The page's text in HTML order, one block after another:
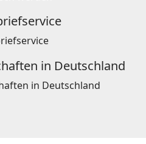
in Deutschland